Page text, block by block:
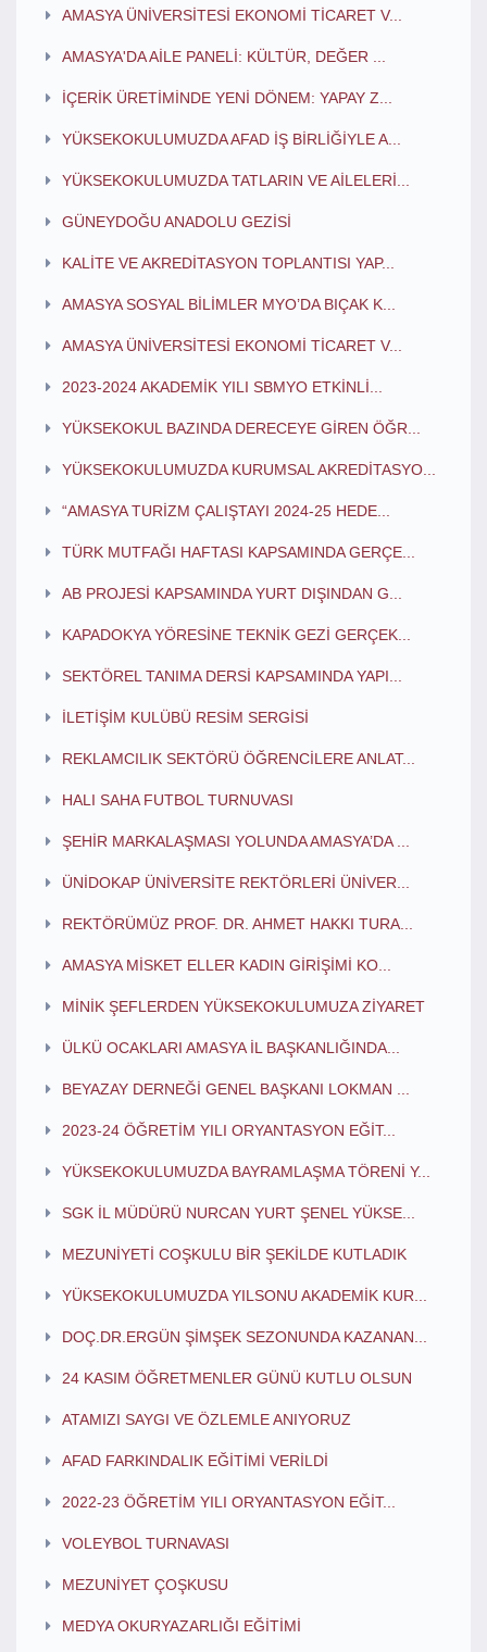
AMASYA ÜNİVERSİTESİ EKONOMİ TİCARET V...
AMASYA'DA AİLE PANELİ: KÜLTÜR, DEĞER ...
İÇERİK ÜRETİMİNDE YENİ DÖNEM: YAPAY Z...
YÜKSEKOKULUMUZDA AFAD İŞ BİRLİĞİYLE A...
YÜKSEKOKULUMUZDA TATLARIN VE AİLELERİ...
GÜNEYDOĞU ANADOLU GEZİSİ
KALİTE VE AKREDİTASYON TOPLANTISI YAP...
AMASYA SOSYAL BİLİMLER MYO’DA BIÇAK K...
AMASYA ÜNİVERSİTESİ EKONOMİ TİCARET V...
2023-2024 AKADEMİK YILI SBMYO ETKİNLİ...
YÜKSEKOKUL BAZINDA DERECEYE GİREN ÖĞR...
YÜKSEKOKULUMUZDA KURUMSAL AKREDİTASYO...
“AMASYA TURİZM ÇALIŞTAYI 2024-25 HEDE...
TÜRK MUTFAĞI HAFTASI KAPSAMINDA GERÇE...
AB PROJESİ KAPSAMINDA YURT DIŞINDAN G...
KAPADOKYA YÖRESİNE TEKNİK GEZİ GERÇEK...
SEKTÖREL TANIMA DERSİ KAPSAMINDA YAPI...
İLETİŞİM KULÜBÜ RESİM SERGİSİ
REKLAMCILIK SEKTÖRÜ ÖĞRENCİLERE ANLAT...
HALI SAHA FUTBOL TURNUVASI
ŞEHİR MARKALAŞMASI YOLUNDA AMASYA’DA ...
ÜNİDOKAP ÜNİVERSİTE REKTÖRLERİ ÜNİVER...
REKTÖRÜMÜZ PROF. DR. AHMET HAKKI TURA...
AMASYA MİSKET ELLER KADIN GİRİŞİMİ KO...
MİNİK ŞEFLERDEN YÜKSEKOKULUMUZA ZİYARET
ÜLKÜ OCAKLARI AMASYA İL BAŞKANLIĞINDA...
BEYAZAY DERNEĞİ GENEL BAŞKANI LOKMAN ...
2023-24 ÖĞRETİM YILI ORYANTASYON EĞİT...
YÜKSEKOKULUMUZDA BAYRAMLAŞMA TÖRENİ Y...
SGK İL MÜDÜRÜ NURCAN YURT ŞENEL YÜKSE...
MEZUNİYETİ COŞKULU BİR ŞEKİLDE KUTLADIK
YÜKSEKOKULUMUZDA YILSONU AKADEMİK KUR...
DOÇ.DR.ERGÜN ŞİMŞEK SEZONUNDA KAZANAN...
24 KASIM ÖĞRETMENLER GÜNÜ KUTLU OLSUN
ATAMIZI SAYGI VE ÖZLEMLE ANIYORUZ
AFAD FARKINDALIK EĞİTİMİ VERİLDİ
2022-23 ÖĞRETİM YILI ORYANTASYON EĞİT...
VOLEYBOL TURNAVASI
MEZUNİYET ÇOŞKUSU
MEDYA OKURYAZARLIĞI EĞİTİMİ